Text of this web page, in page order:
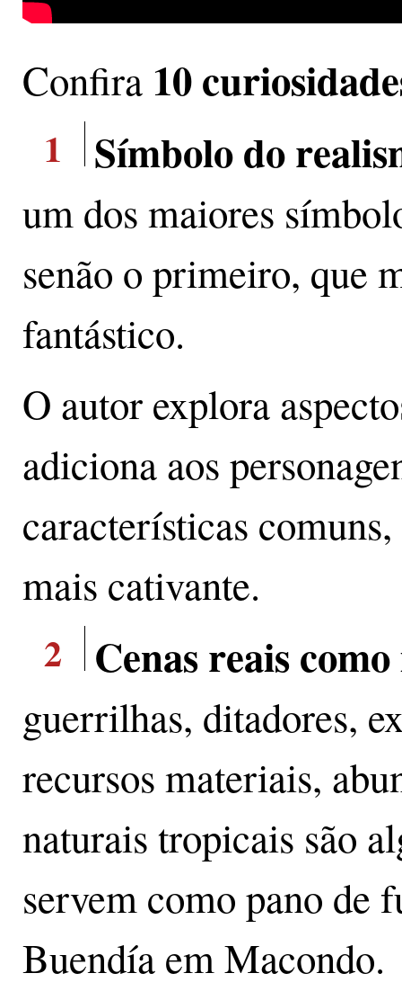
Confira 10
1 Símbolo do
um dos maiores
senão o primeiro, que
fantástico.
O autor explora
adiciona aos
características
mais cativante.
2 Cenas reais
guerrilhas, ditadores,
recursos materiais,
naturais tropicais são
servem como pano de
Buendía em Macondo.